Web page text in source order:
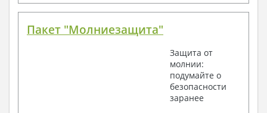
Пакет "Молниезащита"
Защита от
молнии:
подумайте о
безопасности
заранее